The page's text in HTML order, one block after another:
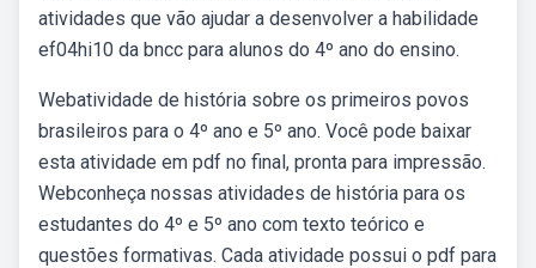
atividades que vão ajudar a desenvolver a habilidade
ef04hi10 da bncc para alunos do 4º ano do ensino.
Webatividade de história sobre os primeiros povos
brasileiros para o 4º ano e 5º ano. Você pode baixar
esta atividade em pdf no final, pronta para impressão.
Webconheça nossas atividades de história para os
estudantes do 4º e 5º ano com texto teórico e
questões formativas. Cada atividade possui o pdf para